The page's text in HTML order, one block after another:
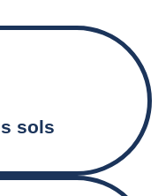
sols
des résidus et